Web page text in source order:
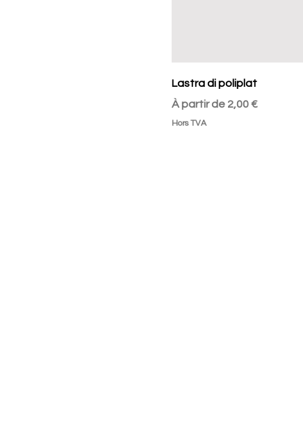
Lastra di poliplat
À partir de 2,00 €
Prix promotionnel
Hors TVA